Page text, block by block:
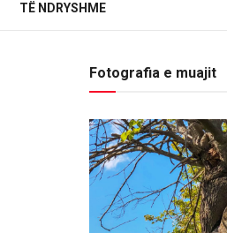
TË NDRYSHME
Fotografia e muajit